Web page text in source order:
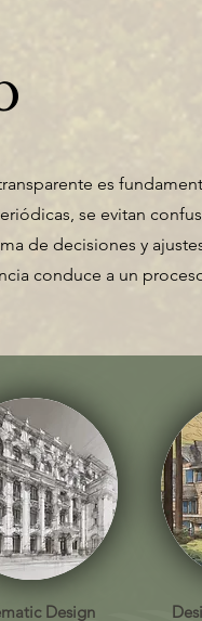
es
se evitan
de decisiones y
conduce a un
Design